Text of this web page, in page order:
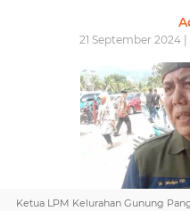
21 September 2024
Ketua LPM Kelurahan Gunung